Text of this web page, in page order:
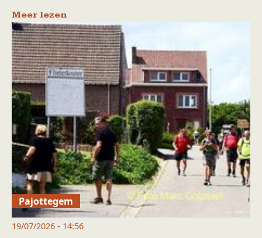
Meer lezen
Pajottegem
19/07/2026 - 14:56